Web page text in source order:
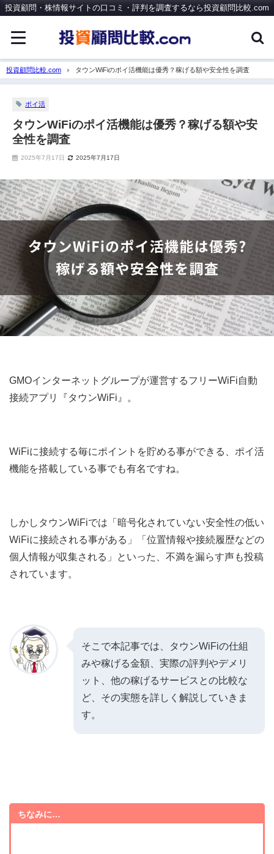
投資顧問・株情報サイトの口コミ・評判を調査するなら投資顧問比較.com
投資顧問比較.com タウンWiFiのポイ活機能は優秀？稼げる額や安全性を調査
ポイ活
タウンWiFiのポイ活機能は優秀？稼げる額や安
全性を調査
2025年7月17日 2025年7月17日
GMOインターネットグループが運営するフリーWiFi自動
接続アプリ『タウンWiFi』。
WiFiに接続する毎にポイントを貯める事ができる、ポイ活
機能を搭載している事でも有名ですね。
しかしタウンWiFiでは「暗号化されていない安全性の低い
WiFiに接続される事がある」「位置情報や接続履歴などの
個人情報が収集される」といった、不満を漏らす声も投稿
されています。
そこで本記事では、タウンWiFiの仕組
みや稼げる金額、実際の評判やデメリ
ット、他の稼げるサービスとの比較な
ど、その実態を詳しく解説していきま
す。
ちなみに…